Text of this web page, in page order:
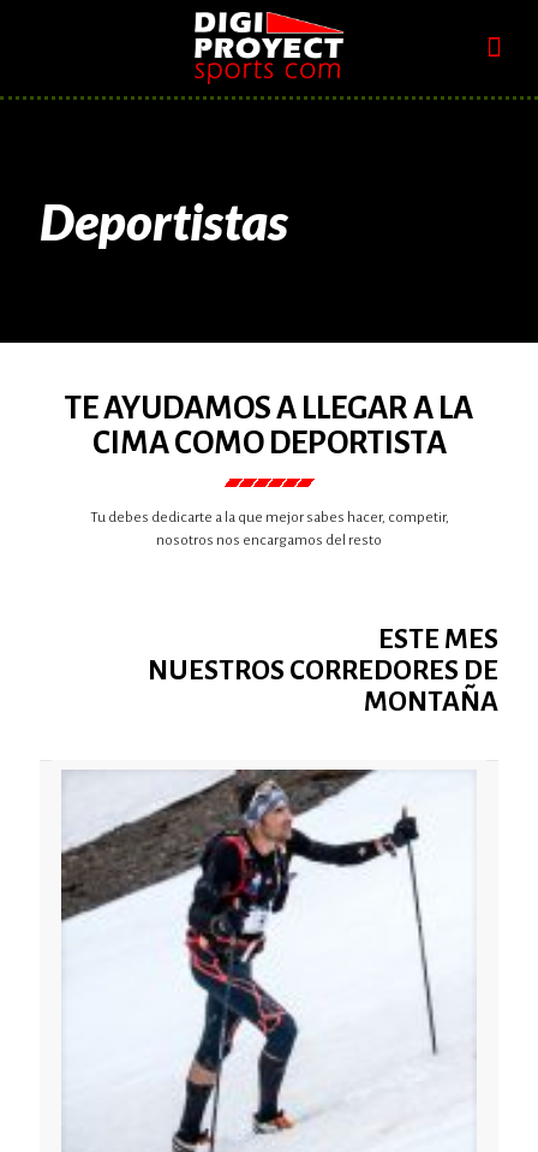
Deportistas
TE AYUDAMOS A LLEGAR A LA
CIMA COMO DEPORTISTA
Tu debes dedicarte a la que mejor sabes hacer, competir,
nosotros nos encargamos del resto
ESTE MES
NUESTROS CORREDORES DE
MONTAÑA